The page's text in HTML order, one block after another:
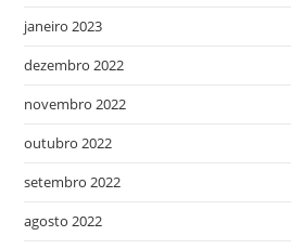
janeiro 2023
dezembro 2022
novembro 2022
outubro 2022
setembro 2022
agosto 2022